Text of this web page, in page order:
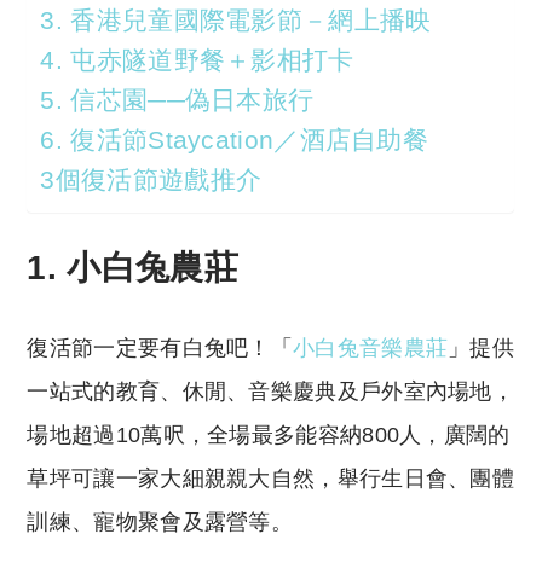
3. 香港兒童國際電影節－網上播映
4. 屯赤隧道野餐＋影相打卡
5. 信芯園──偽日本旅行
6. 復活節Staycation／酒店自助餐
3個復活節遊戲推介
1. 小白兔農莊
復活節一定要有白兔吧！「小白兔音樂農莊 」提供
一站式的教育、休閒、音樂慶典及戶外室內場地，
場地超過10萬呎，全場最多能容納800人，廣闊的
草坪可讓一家大細親親大自然，舉行生日會、團體
訓練、寵物聚會及露營等。